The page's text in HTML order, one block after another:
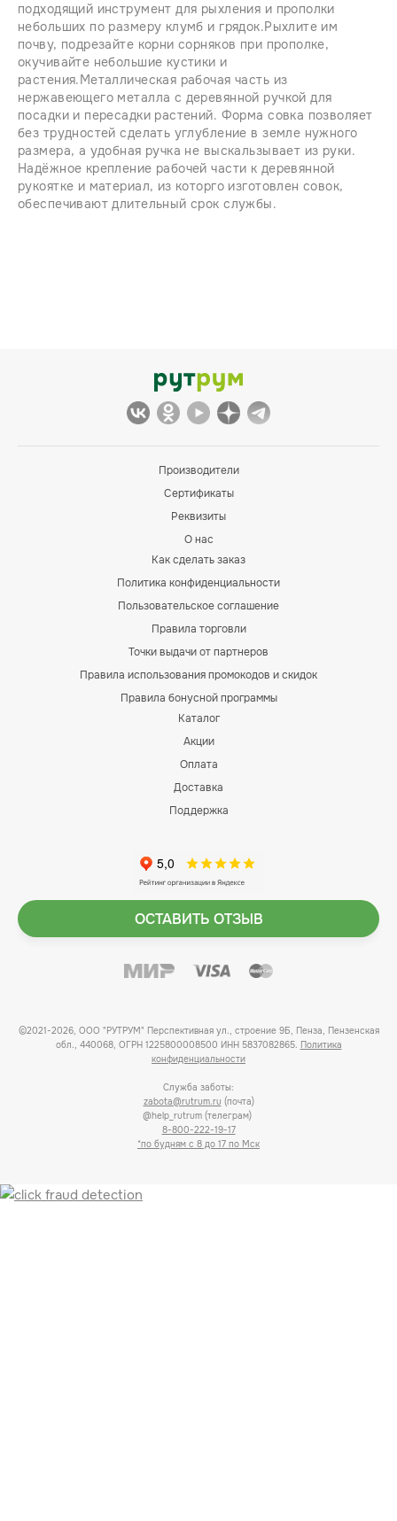
подходящий инструмент для рыхления и прополки
небольших по размеру клумб и грядок.Рыхлите им
почву, подрезайте корни сорняков при прополке,
окучивайте небольшие кустики и
растения.Металлическая рабочая часть из
нержавеющего металла с деревянной ручкой для
посадки и пересадки растений. Форма совка позволяет
без трудностей сделать углубление в земле нужного
размера, а удобная ручка не выскальзывает из руки.
Надёжное крепление рабочей части к деревянной
рукоятке и материал, из которго изготовлен совок,
обеспечивают длительный срок службы.
Производители
Сертификаты
Реквизиты
О нас
Как сделать заказ
Политика конфиденциальности
Пользовательское соглашение
Правила торговли
Точки выдачи от партнеров
Правила использования промокодов и скидок
Правила бонусной программы
Каталог
Акции
Оплата
Доставка
Поддержка
ОСТАВИТЬ ОТЗЫВ
©2021-2026, ООО "РУТРУМ" Перспективная ул., строение 9Б, Пенза, Пензенская
обл., 440068, ОГРН 1225800008500 ИНН 5837082865. Политика
конфиденциальности
Служба заботы:
zabota@rutrum.ru (почта)
@help_rutrum (телеграм)
8-800-222-19-17
*по будням с 8 до 17 по Мск